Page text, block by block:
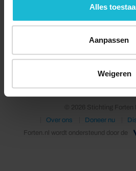
de knoppen accepteren, beheren
Alles
Aanpassen
Weigeren
© 2026 Stichting Forten
Over ons
Doneer nu
Forten.nl wordt ondersteund door de